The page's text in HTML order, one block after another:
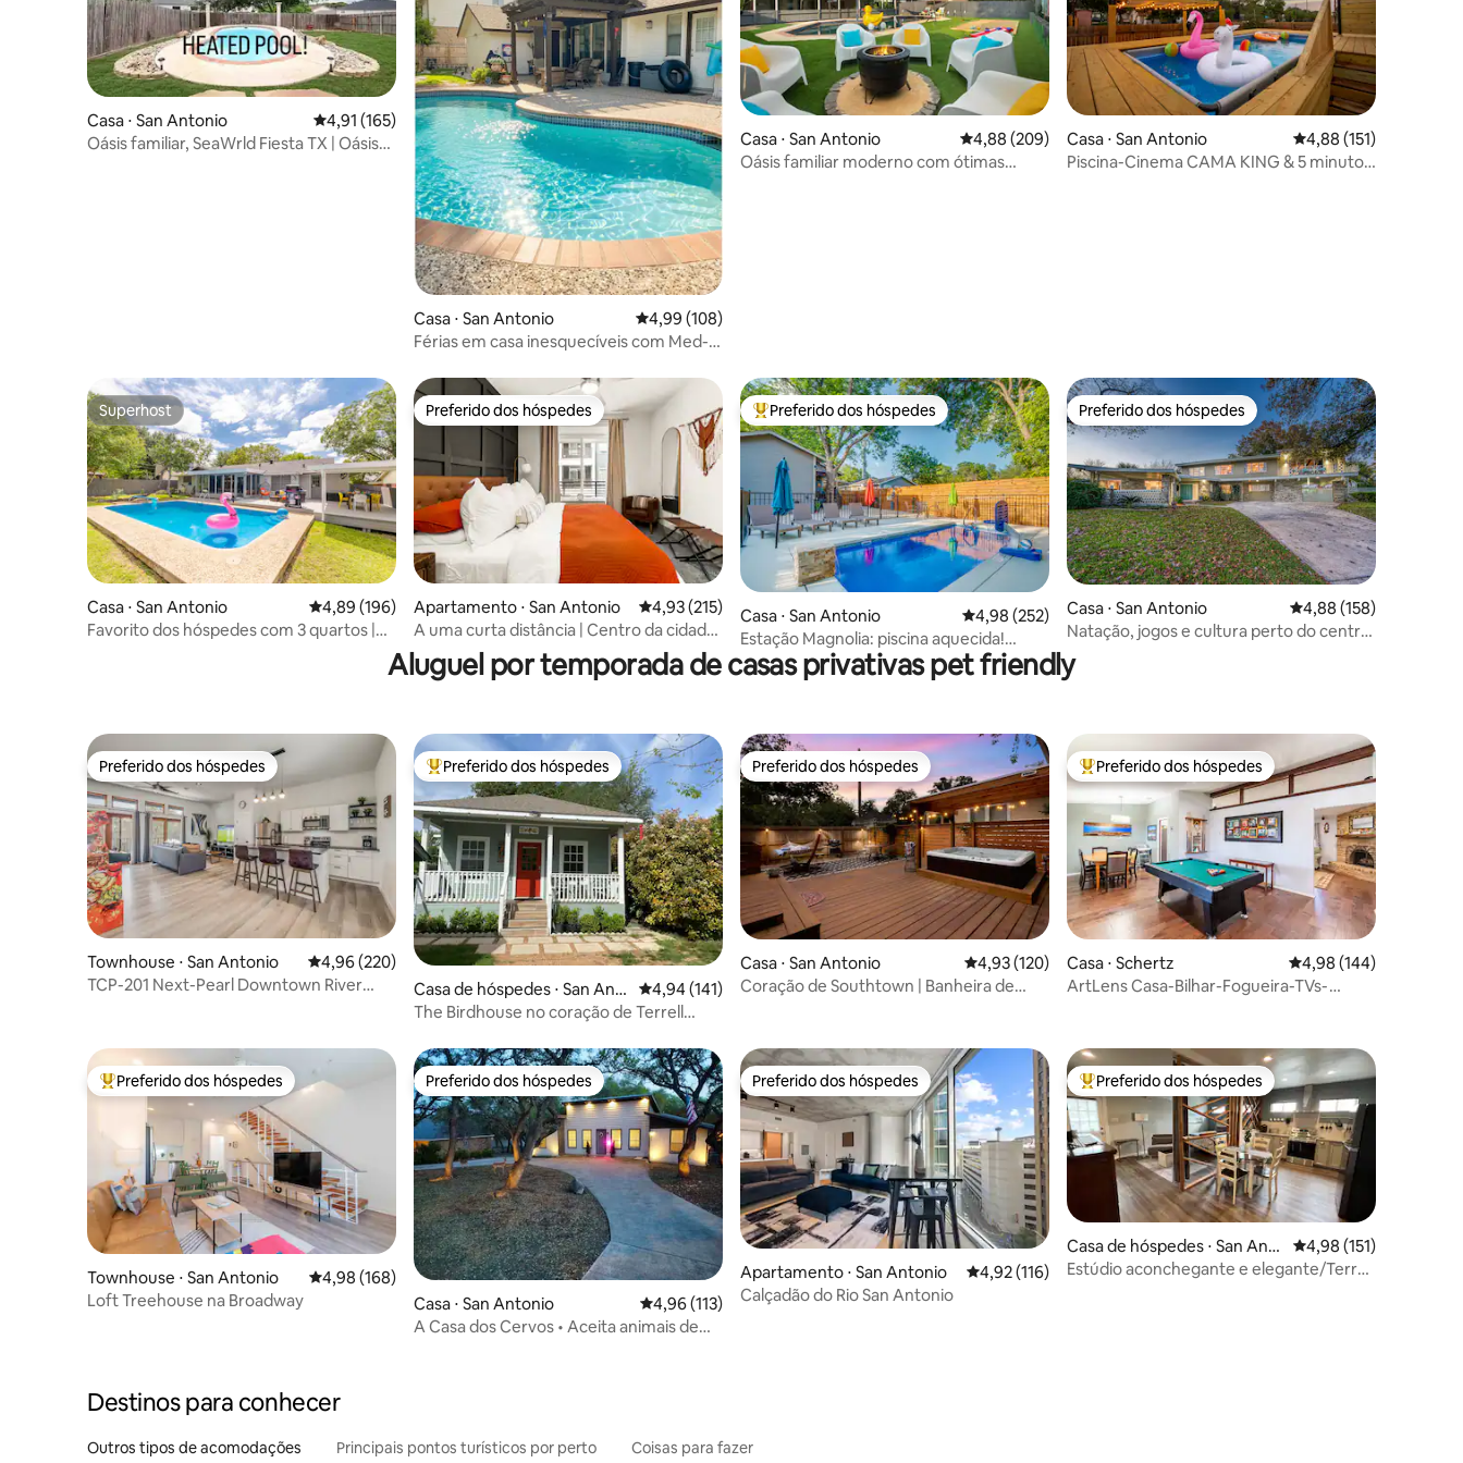
Casa ⋅ San Antonio 4,91 de uma avaliação média de 5, 165 avaliações
4,91 (165)
Oásis familiar, SeaWrld Fiesta TX | Oásis
Casa ⋅ San Antonio 4,99 de uma avaliação média de 5, 108 avaliações
4,99 (108)
Férias em casa inesquecíveis com Med-
Casa ⋅ San Antonio 4,88 de uma avaliação média de 5, 209 avaliações
4,88 (209)
Oásis familiar moderno com ótimas
Casa ⋅ San Antonio 4,88 de uma avaliação
4,88 (151)
Piscina-Cinema CAMA KING & 5 minutos
Superhost
Superhost
Casa ⋅ San Antonio 4,89 de uma avaliação média de 5, 196 avaliações
4,89 (196)
Favorito dos hóspedes com 3 quartos |
Preferido dos hóspedes
Preferido dos hóspedes
Apartamento ⋅ San Antonio 4,93 de uma avaliação média de 5, 215 avaliações
4,93 (215)
A uma curta distância | Centro da cidade
| À beira do rio | Piscina | Academia
Entre os melhores preferidos dos hóspedes
Preferido dos hóspedes
Casa ⋅ San Antonio 4,98 de uma avaliação média de 5, 252 avaliações
4,98 (252)
Estação Magnolia: piscina aquecida!
Diversão em família no centro da cidade!
Preferido dos hóspedes
Preferido dos hóspedes
Casa ⋅ San Antonio 4,88 de uma avaliação
4,88 (158)
Natação, jogos e cultura perto do centro
Aluguel por temporada de casas privativas pet friendly
Preferido dos hóspedes
Preferido dos hóspedes
Townhouse ⋅ San Antonio 4,96 de uma avaliação média de 5, 220 avaliações
4,96 (220)
TCP-201 Next-Pearl Downtown River
Entre os melhores preferidos dos hóspedes
Preferido dos hóspedes
Casa de hóspedes ⋅ San Ant
onio
4,94 de uma avaliação média de 5, 141 avaliações
4,94 (141)
The Birdhouse no coração de Terrell
Preferido dos hóspedes
Preferido dos hóspedes
Casa ⋅ San Antonio 4,93 de uma avaliação média de 5, 120 avaliações
4,93 (120)
Coração de Southtown | Banheira de
Entre os melhores preferidos dos hóspedes
Preferido dos hóspedes
Casa ⋅ Schertz 4,98 de uma avaliação
4,98 (144)
ArtLens Casa-Bilhar-Fogueira-TVs-
Entre os melhores preferidos dos hóspedes
Preferido dos hóspedes
Townhouse ⋅ San Antonio 4,98 de uma avaliação média de 5, 168 avaliações
4,98 (168)
Loft Treehouse na Broadway
Preferido dos hóspedes
Preferido dos hóspedes
Casa ⋅ San Antonio 4,96 de uma avaliação média de 5, 113 avaliações
4,96 (113)
A Casa dos Cervos • Aceita animais de
Preferido dos hóspedes
Preferido dos hóspedes
Apartamento ⋅ San Antonio 4,92 de uma avaliação média de 5, 116 avaliações
4,92 (116)
Calçadão do Rio San Antonio
Entre os melhores preferidos dos hóspedes
Preferido dos hóspedes
Casa de hóspedes ⋅ San Anto
nio
4,98 de uma avaliação
4,98 (151)
Estúdio aconchegante e elegante/Terrell
Destinos para conhecer
Outros tipos de acomodações Principais pontos turísticos por perto Coisas para fazer